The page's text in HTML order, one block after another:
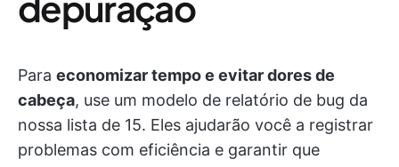
Para economizar tempo e evitar dores de
cabeça, use um modelo de relatório de bug da
nossa lista de 15. Eles ajudarão você a registrar
problemas com eficiência e garantir que